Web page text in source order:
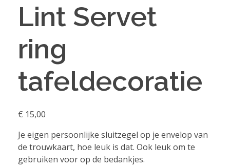
Lint Servet
ring
tafeldecoratie
€ 15,00
Je eigen persoonlijke sluitzegel op je envelop van
de trouwkaart, hoe leuk is dat. Ook leuk om te
gebruiken voor op de bedankjes.